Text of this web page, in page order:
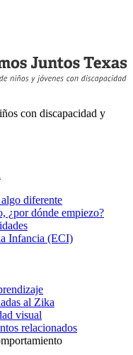
con discapacidad y
diferente
¿por dónde empiezo?
Infancia (ECI)
al Zika
visual
relacionados